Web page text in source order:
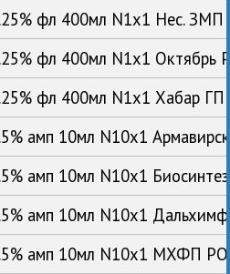
фл 400мл N1x1 Нес.
фл 400мл N1x1 Октябрь
фл 400мл N1x1 Хабар
амп 10мл N10x1
амп 10мл N10x1
амп 10мл N10x1
амп 10мл N10x1 МХФП